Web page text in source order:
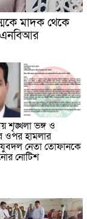
মাদক থেকে
এনবিআর
শৃঙ্খলা ভঙ্গ ও
ওপর হামলার
নেতা তোফানকে
নোটিশ